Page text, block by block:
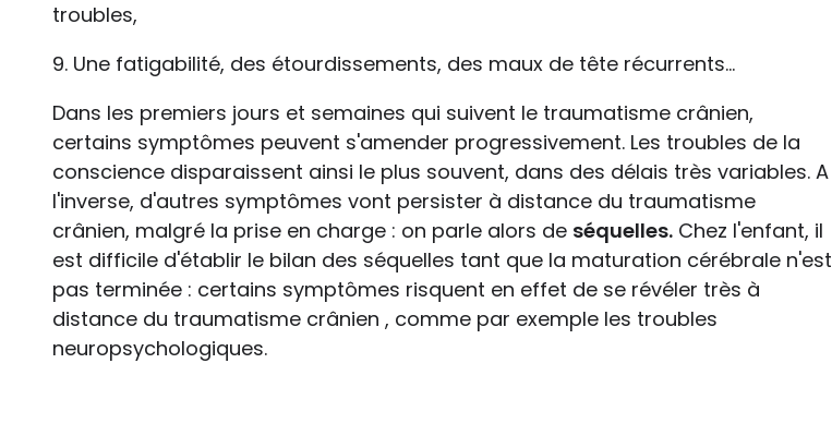
troubles,
9. Une fatigabilité, des étourdissements, des maux de tête récurrents...
Dans les premiers jours et semaines qui suivent le traumatisme crânien,
certains symptômes peuvent s'amender progressivement. Les troubles de la
conscience disparaissent ainsi le plus souvent, dans des délais très variables. A
l'inverse, d'autres symptômes vont persister à distance du traumatisme
crânien, malgré la prise en charge : on parle alors de séquelles. Chez l'enfant, il
est difficile d'établir le bilan des séquelles tant que la maturation cérébrale n'est
pas terminée : certains symptômes risquent en effet de se révéler très à
distance du traumatisme crânien , comme par exemple les troubles
neuropsychologiques.